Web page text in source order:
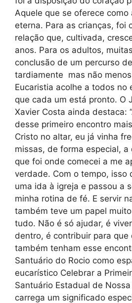
Aquele que se oferece
eterna. Para as crianças, foi
relação que, cultivada,
anos. Para os adultos,
conclusão de um percurso
tardiamente mas não
Eucaristia acolhe a todos no
que cada um está pronto. O
Xavier Costa ainda destaca:
desse primeiro encontro
Cristo no altar, eu já vinha
missas, de forma especial, a
que foi onde comecei a me
verdade. Com o tempo, isso
uma ida à igreja e passou a
minha rotina de fé. E servir
também teve um papel
tudo. Não é só ajudar, é
dentro, é contribuir para que
também tenham esse
Santuário do Rocio como
eucarístico Celebrar a
Santuário Estadual de
carrega um significado